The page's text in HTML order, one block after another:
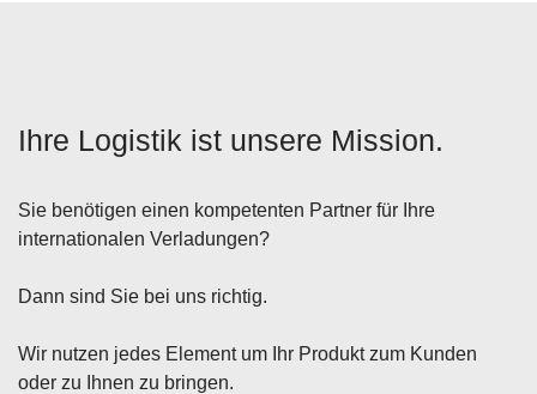
Ihre Logistik ist unsere Mission.
Sie benötigen einen kompetenten Partner für Ihre
internationalen Verladungen?
Dann sind Sie bei uns richtig.
Wir nutzen jedes Element um Ihr Produkt zum Kunden
oder zu Ihnen zu bringen.